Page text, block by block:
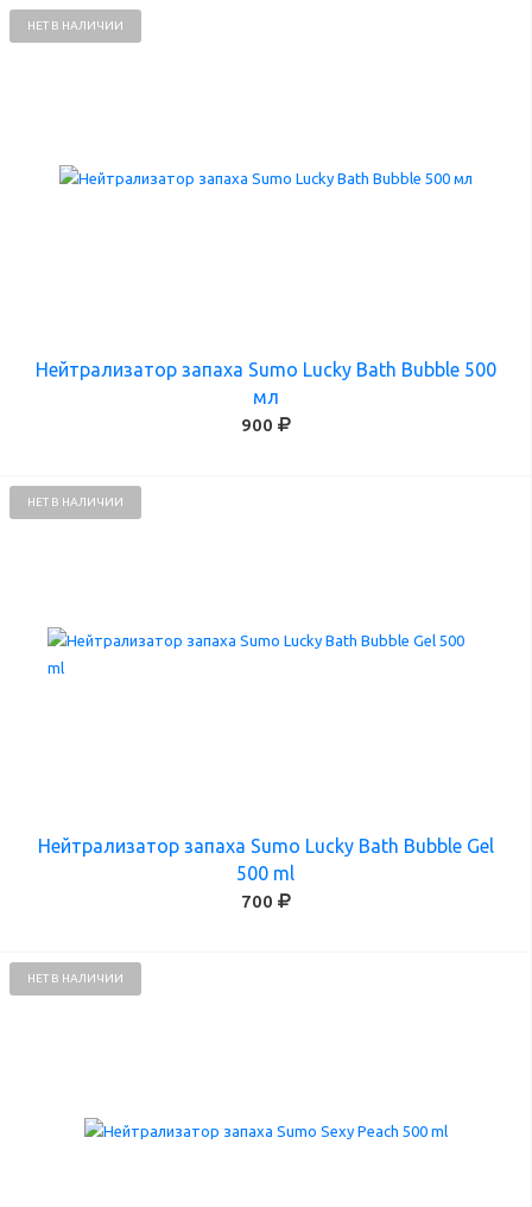
НЕТ В НАЛИЧИИ
Нейтрализатор запаха Sumo Lucky Bath Bubble 500
мл
900
НЕТ В НАЛИЧИИ
Нейтрализатор запаха Sumo Lucky Bath Bubble Gel
500 ml
700
НЕТ В НАЛИЧИИ